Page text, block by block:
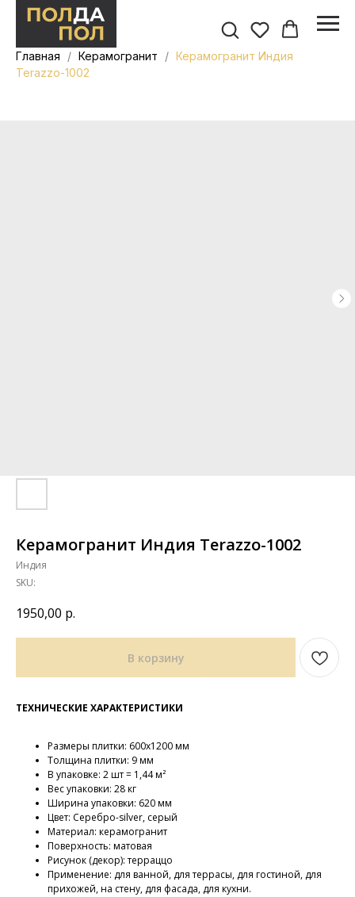
Главная Керамогранит
Керамогранит Индия
Terazzo-1002
Керамогранит Индия Terazzo-1002
Индия
SKU:
1950,00 р.
В корзину
ТЕХНИЧЕСКИЕ ХАРАКТЕРИСТИКИ
Размеры плитки: 600х1200 мм
Толщина плитки: 9 мм
В упаковке: 2 шт = 1,44 м²
Вес упаковки: 28 кг
Ширина упаковки: 620 мм
Цвет: Cеребро-silver, серый
Материал: керамогранит
Поверхность: матовая
Рисунок (декор): терраццо
Применение: для ванной, для террасы, для гостиной, для
прихожей, на стену, для фасада, для кухни.